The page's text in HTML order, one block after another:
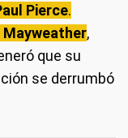
Pierce.
Mayweather,
que su
se derrumbó